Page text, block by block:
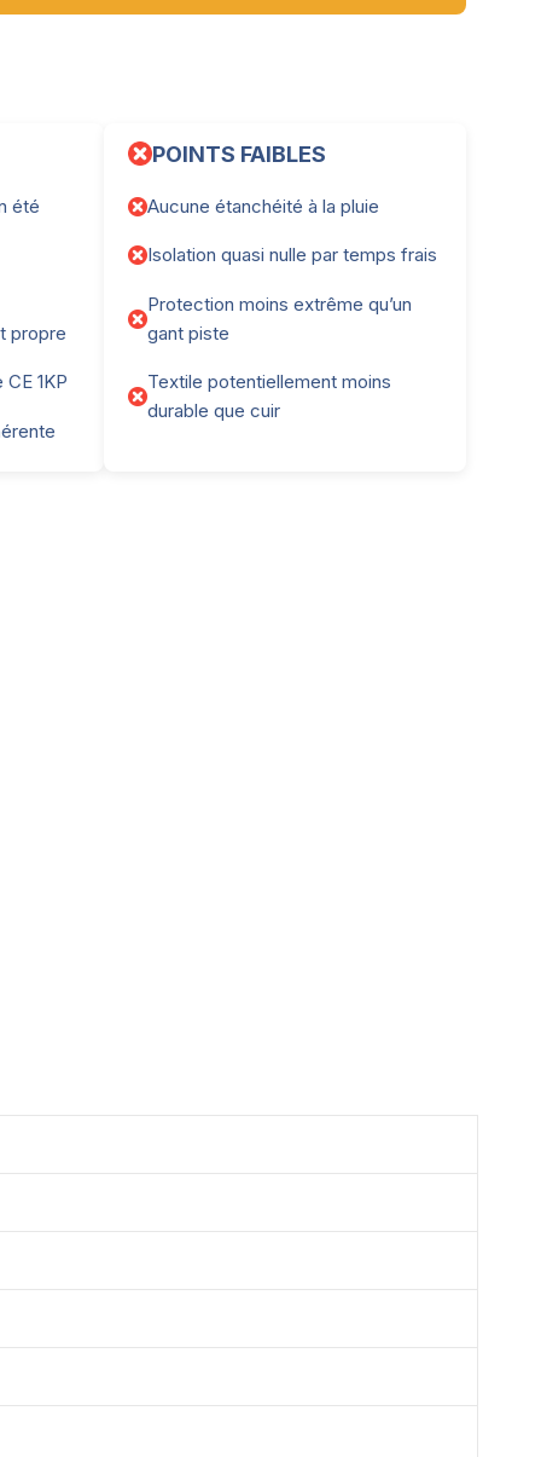
été
propre
1KP
POINTS FAIBLES
Aucune étanchéité à la pluie
Isolation quasi nulle par temps frais
Protection moins extrême qu’un
gant piste
Textile potentiellement moins
durable que cuir